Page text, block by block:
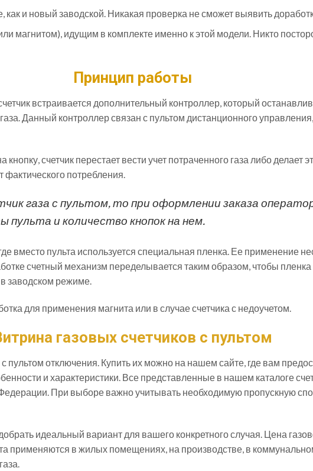
как и новый заводской. Никакая проверка не сможет выявить
магнитом), идущим в комплекте именно к этой модели. Никто
Принцип работы
встраивается дополнительный контроллер, который
Данный контроллер связан с пультом дистанционного
счетчик перестает вести учет потраченного газа либо делает
потребления.
газа с пультом, то при оформлении заказа
и количество кнопок на нем.
вместо пульта используется специальная пленка. Ее применение
счетный механизм переделывается таким образом, чтобы
заводском режиме.
для применения магнита или в случае счетчика с недоучетом.
газовых счетчиков c пультом
пультом отключения. Купить их можно на нашем сайте, где вам
и характеристики. Все представленные в нашем каталоге
При выборе важно учитывать необходимую пропускную
идеальный вариант для вашего конкретного случая. Цена
применяются в жилых помещениях, на производстве, в